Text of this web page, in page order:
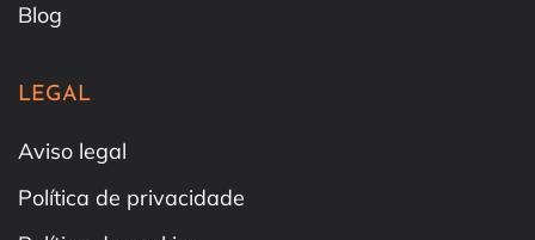
Blog
LEGAL
Aviso legal
Política de privacidade